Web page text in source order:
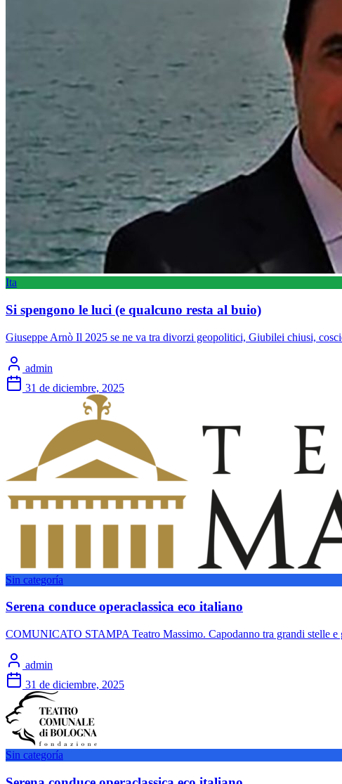
Ita
Si spengono le luci (e qualcuno resta al buio)
Giuseppe Arnò Il 2025 se ne va tra divorzi geopolitici, Giubilei chiusi,
admin
31 de diciembre, 2025
Sin categoría
Serena conduce operaclassica eco italiano
COMUNICATO STAMPA Teatro Massimo. Capodanno tra grandi stelle
admin
31 de diciembre, 2025
Sin categoría